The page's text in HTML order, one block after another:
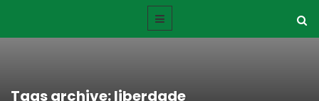
Tags archive: liberdade